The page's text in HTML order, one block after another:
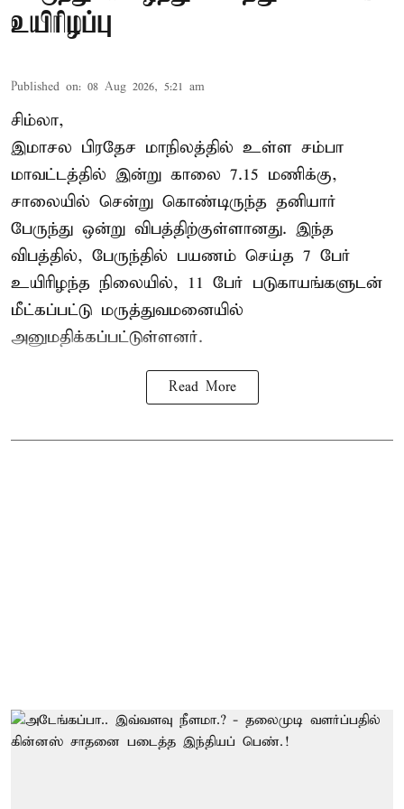
உயிரிழப்பு
Published on: 08 Aug 2026, 5:21 am
சிம்லா,
இமாசல பிரதேச மாநிலத்தில் உள்ள சம்பா
மாவட்டத்தில் இன்று காலை 7.15 மணிக்கு,
சாலையில் சென்று கொண்டிருந்த தனியார்
பேருந்து ஒன்று விபத்திற்குள்ளானது. இந்த
விபத்தில், பேருந்தில் பயணம் செய்த 7 பேர்
உயிரிழந்த நிலையில், 11 பேர் படுகாயங்களுடன்
மீட்கப்பட்டு மருத்துவமனையில்
அனுமதிக்கப்பட்டுள்ளனர்.
Read More